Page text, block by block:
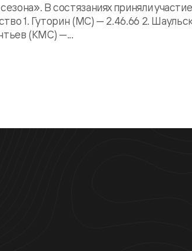
В состязаниях приняли участие
1. Гуторин (МС) — 2.46.66 2.
(КМС) —...